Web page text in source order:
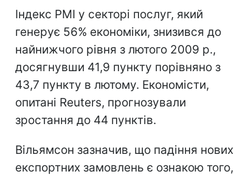
Індекс PMI у секторі послуг, який
генерує 56% економіки, знизився до
найнижчого рівня з лютого 2009 р.,
досягнувши 41,9 пункту порівняно з
43,7 пункту в лютому. Економісти,
опитані Reuters, прогнозували
зростання до 44 пунктів.
Вільямсон зазначив, що падіння нових
експортних замовлень є ознакою того,